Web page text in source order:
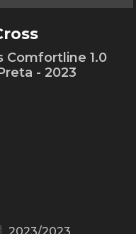
Comfortline 1.0
- 2023